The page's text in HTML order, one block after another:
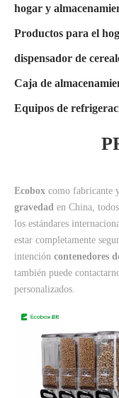
hogar y
Productos para el
dispensador de
Caja de
Equipos de
Ecobox como fabricante
gravedad en China,
los estándares
estar completamente
intención contenedores
también puede
personalizados.